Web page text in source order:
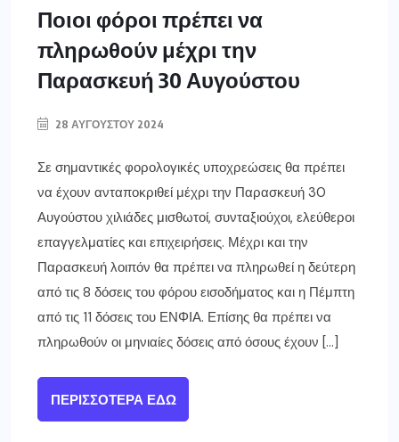
Ποιοι φόροι πρέπει να
πληρωθούν μέχρι την
Παρασκευή 30 Αυγούστου
28 ΑΥΓΟΎΣΤΟΥ 2024
Σε σημαντικές φορολογικές υποχρεώσεις θα πρέπει
να έχουν ανταποκριθεί μέχρι την Παρασκευή 30
Αυγούστου χιλιάδες μισθωτοί, συνταξιούχοι, ελεύθεροι
επαγγελματίες και επιχειρήσεις. Μέχρι και την
Παρασκευή λοιπόν θα πρέπει να πληρωθεί η δεύτερη
από τις 8 δόσεις του φόρου εισοδήματος και η Πέμπτη
από τις 11 δόσεις του ΕΝΦΙΑ. Επίσης θα πρέπει να
πληρωθούν οι μηνιαίες δόσεις από όσους έχουν […]
ΠΕΡΙΣΣΌΤΕΡΑ ΕΔΏ